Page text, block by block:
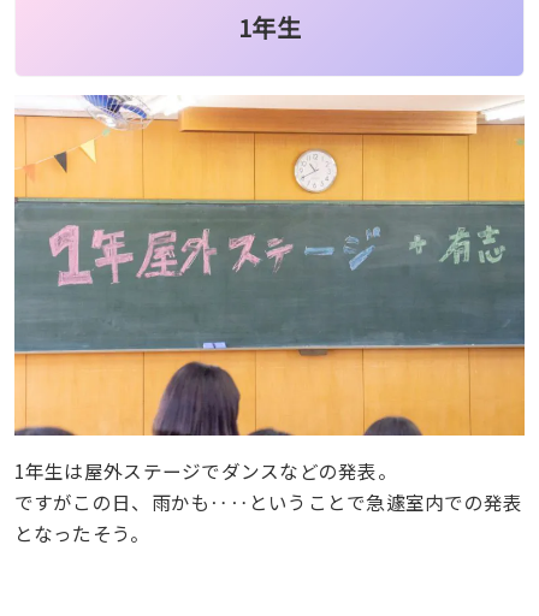
1年生
1年生は屋外ステージでダンスなどの発表。
ですがこの日、雨かも‥‥ということで急遽室内での発表
となったそう。